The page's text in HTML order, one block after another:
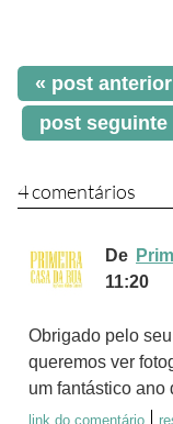
« post anterior
post seguinte
4 comentários
De
11:20
Obrigado pelo
queremos ver
um fantástico ano
link do comentário